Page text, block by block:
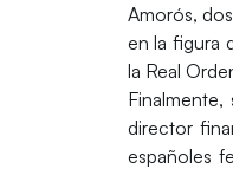
Amorós,
en la figura
la Real
director
españoles